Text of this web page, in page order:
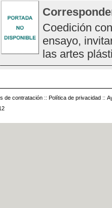
Coedición
ensayo,
las artes
de contratación :: Política de privacidad ::